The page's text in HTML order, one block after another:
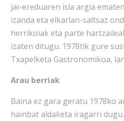
jai-ereduaren isla argia
izanda eta elkarlan-saltsaz
herrikoiak eta parte
izaten ditugu. 1978tik gure
Txapelketa Gastronomikoa,
Arau berriak
Baina ez gara geratu 1978ko
hainbat aldaketa iragarri